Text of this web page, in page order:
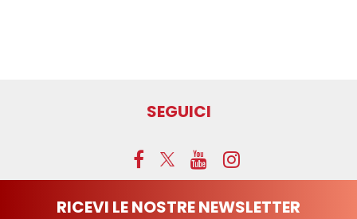
SEGUICI
RICEVI LE NOSTRE NEWSLETTER